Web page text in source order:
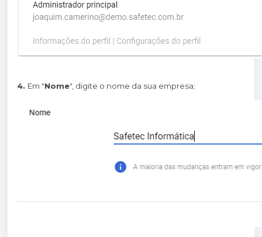
4. Em "Nome", digite o nome da sua empresa;